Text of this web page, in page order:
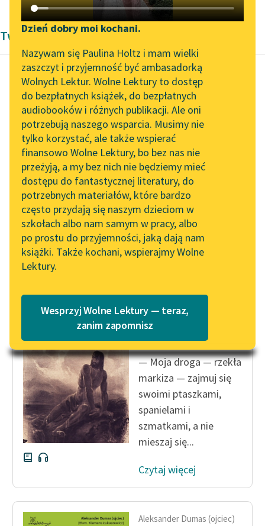
Katalog DAISY
Podkasty o książkach
Zgłoś brak utworu
Aktualności
„Prokurator Alicja Horn”
do słuchania
Byliśmy częścią AI Impact
Lab
Zapraszamy na spotkanie
online z tłumaczkami
literatury skandynawskiej
Spotkanie z Katarzyną
Tunkiel w Oslo
102. lata temu zmarł
Joseph Conrad
Lektury szkolne i klasyka
literatury do słuchania dla
uczennic i uczniów z
niepełnosprawnościami
E-kolekcja lektur
szkolnych i literatury do
słuchania dla uczennic i
uczniów z
niepełnosprawnościami
Popularyzacja
skandynawskiej literatury
feministycznej
Narzędzia
Mapa Wolnych Lektur
Leśmianator
Przewodnik dla piszących i
czytających
API
OAI-PMH
Widget Wolnych Lektur
Przypisy
Katalog w formacie PDF
Dzień dobry moi kochani.
Nazywam się Paulina Holtz i mam wielki
zaszczyt i przyjemność być ambasadorką
Wolnych Lektur. Wolne Lektury to dostęp
do bezpłatnych książek, do bezpłatnych
audiobooków i różnych publikacji. Ale oni
potrzebują naszego wsparcia. Musimy nie
tylko korzystać, ale także wspierać
finansowo Wolne Lektury, bo bez nas nie
przeżyją, a my bez nich nie będziemy mieć
dostępu do fantastycznej literatury, do
potrzebnych materiałów, które bardzo
często przydają się naszym dzieciom w
szkołach albo nam samym w pracy, albo
po prostu do przyjemności, jaką dają nam
książki. Także kochani, wspierajmy Wolne
Lektury.
Wesprzyj Wolne Lektury — teraz,
zanim zapomnisz
Twórczość Aleksandra Dumas
Aleksander Dumas (ojciec)
Hrabia Monte
Christo
Król panuje albo nie, a
jeśli panuje, to rządy
jego powinny być silne,
a urzędnicy...
Czytaj więcej
Aleksander Dumas (ojciec)
Hrabia Monte
Christo
— Moja droga — rzekła
markiza — zajmuj się
swoimi ptaszkami,
spanielami i
szmatkami, a nie
mieszaj się...
Czytaj więcej
Aleksander Dumas (ojciec)